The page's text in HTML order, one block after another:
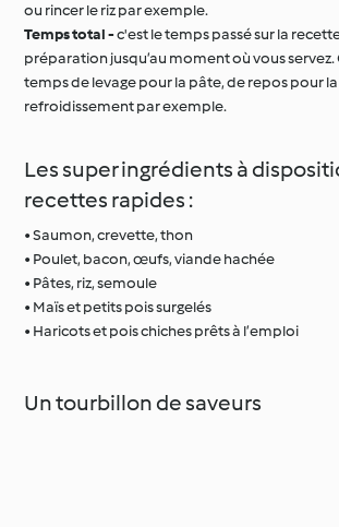
ou rincer le riz par exemple.
Temps total -c'est le temps passé sur la
préparation jusqu’au moment où vous
temps de levage pour la pâte, de repos pour
refroidissement par exemple.
Les super ingrédients à
recettes rapides :
• Saumon, crevette, thon
• Poulet, bacon, œufs, viande hachée
• Pâtes, riz, semoule
• Maïs et petits pois surgelés
• Haricots et pois chiches prêts à l’emploi
Un tourbillon de saveurs